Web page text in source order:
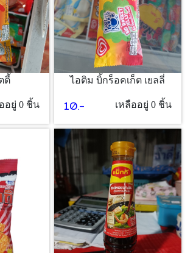
ตี้
อยู่ 0 ชิ้น
ไอติม บิ้กร็อคเก็ต เยลลี่
10.- เหลืออยู่ 0 ชิ้น